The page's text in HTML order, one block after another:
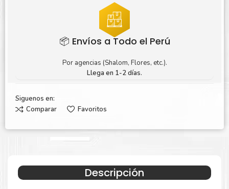
📦 Envíos a Todo el Perú
Por agencias (Shalom, Flores, etc.).
Llega en 1-2 días.
Siguenos en:
Comparar
Favoritos
Descripción